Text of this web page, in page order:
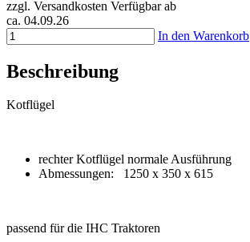
zzgl. Versandkosten Verfügbar ab
ca. 04.09.26
In den Warenkorb
Beschreibung
Kotflügel
rechter Kotflügel normale Ausführung
Abmessungen: 1250 x 350 x 615
passend für die IHC Traktoren